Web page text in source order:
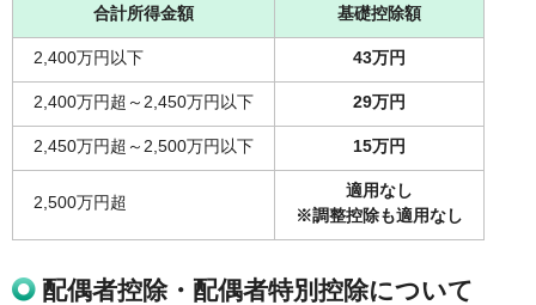
合計所得金額 基礎控除額
2,400万円以下 43万円
2,400万円超～2,450万円以下 29万円
2,450万円超～2,500万円以下 15万円
2,500万円超
適用なし
※調整控除も適用なし
配偶者控除・配偶者特別控除について